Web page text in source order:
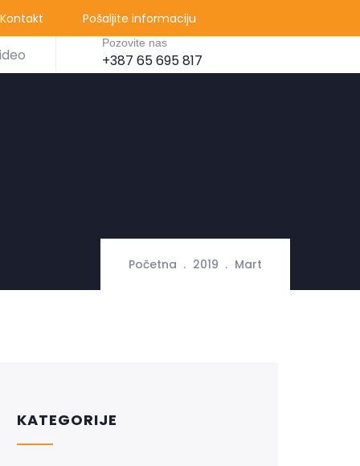
Pošaljite informaciju
Kontakt
Pozovite nas
+387 65 695 817
Početna 2019 Mart
KATEGORIJE